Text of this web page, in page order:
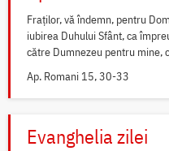
Fraților, vă îndemn, pentru
iubirea Duhului Sfânt, ca
către Dumnezeu pentru mine,
Ap. Romani 15, 30-33
Evanghelia zilei